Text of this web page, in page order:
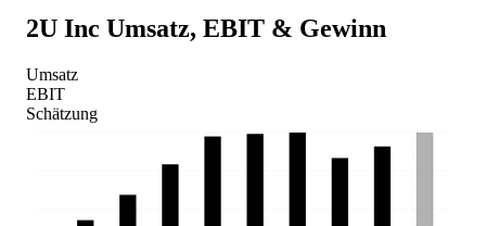
2U Inc Umsatz, EBIT & Gewinn
Umsatz
EBIT
Schätzung